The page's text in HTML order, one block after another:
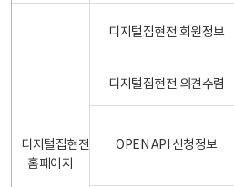
디지털집현전
홈페이지
디지털집현전 회원정보
디지털집현전 의견수렴
OPEN API 신청정보